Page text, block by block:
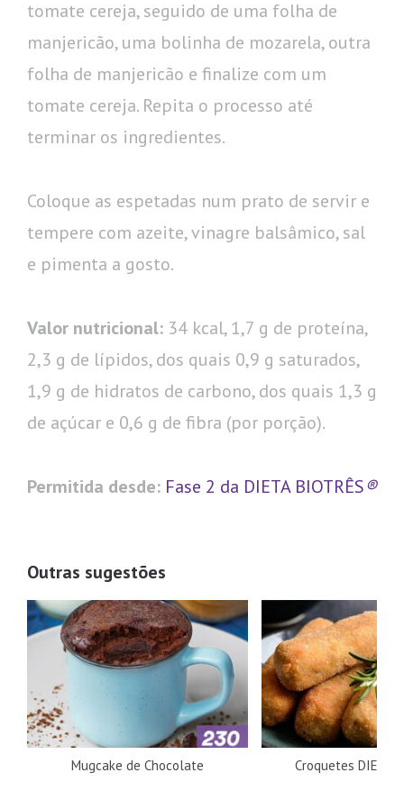
tomate cereja, seguido de uma folha de
manjericão, uma bolinha de mozarela, outra
folha de manjericão e finalize com um
tomate cereja. Repita o processo até
terminar os ingredientes.
Coloque as espetadas num prato de servir e
tempere com azeite, vinagre balsâmico, sal
e pimenta a gosto.
Valor nutricional: 34 kcal, 1,7 g de proteína,
2,3 g de lípidos, dos quais 0,9 g saturados,
1,9 g de hidratos de carbono, dos quais 1,3 g
de açúcar e 0,6 g de fibra (por porção).
Permitida desde: Fase 2 da DIETA BIOTRÊS®
Outras sugestões
Mugcake de Chocolate Croquetes DIETA